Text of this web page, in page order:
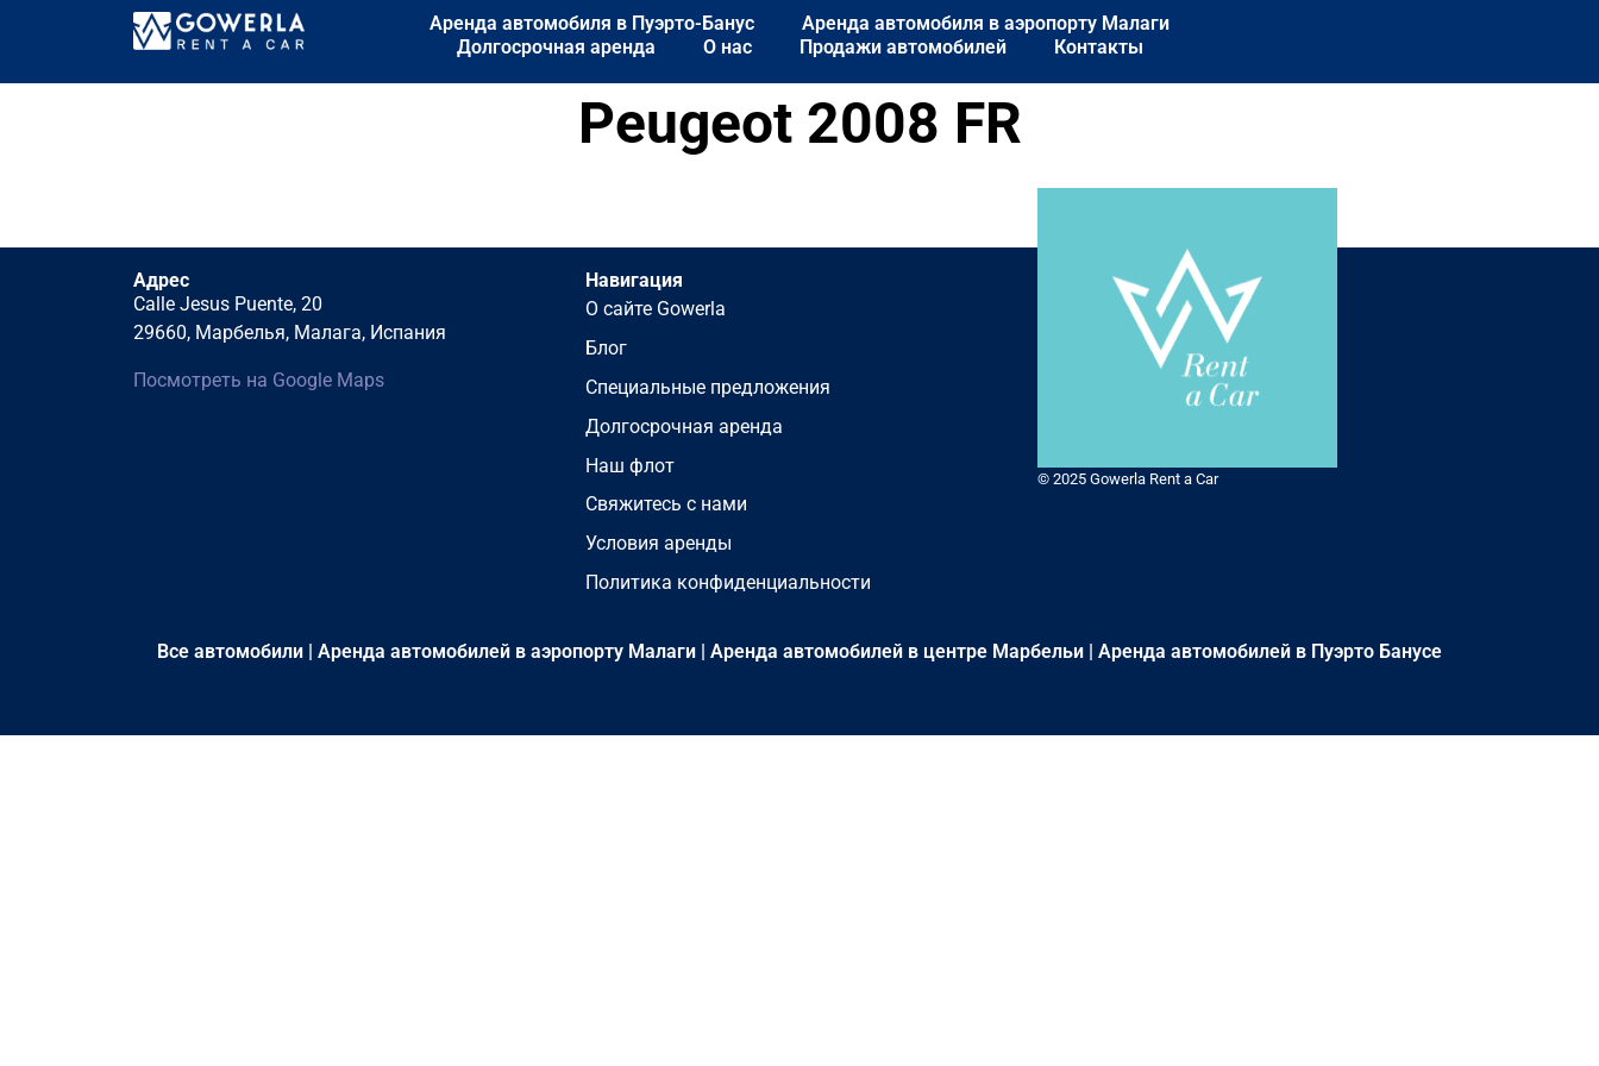
Аренда автомобиля в Пуэрто-Банус
Аренда автомобиля в аэропорту Малаги
Долгосрочная аренда
О нас Продажи автомобилей Контакты
Peugeot 2008 FR
Адрес
Calle Jesus Puente, 20
29660, Марбелья, Малага, Испания
Посмотреть на Google Maps
Навигация
О сайте Gowerla
Блог
Специальные предложения
Долгосрочная аренда
Наш флот
Свяжитесь с нами
Условия аренды
Политика конфиденциальности
© 2025 Gowerla Rent a Car
Все автомобили Аренда автомобилей в аэропорту Малаги Аренда автомобилей в центре Марбельи Аренда автомобилей в Пуэрто Банусе